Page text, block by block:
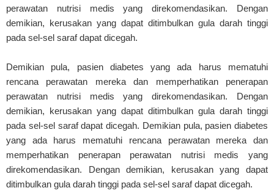
perawatan nutrisi medis yang direkomendasikan. Dengan
demikian, kerusakan yang dapat ditimbulkan gula darah tinggi
pada sel-sel saraf dapat dicegah.
Demikian pula, pasien diabetes yang ada harus mematuhi
rencana perawatan mereka dan memperhatikan penerapan
perawatan nutrisi medis yang direkomendasikan. Dengan
demikian, kerusakan yang dapat ditimbulkan gula darah tinggi
pada sel-sel saraf dapat dicegah. Demikian pula, pasien diabetes
yang ada harus mematuhi rencana perawatan mereka dan
memperhatikan penerapan perawatan nutrisi medis yang
direkomendasikan. Dengan demikian, kerusakan yang dapat
ditimbulkan gula darah tinggi pada sel-sel saraf dapat dicegah.